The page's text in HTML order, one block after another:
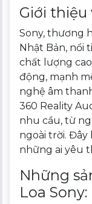
Giới thiệu
Sony, thương
Nhật Bản, nổi
chất lượng
động, mạnh
nghệ âm
360 Reality
nhu cầu, từ
ngoài trời.
những ai yêu
Những
Loa Sony: